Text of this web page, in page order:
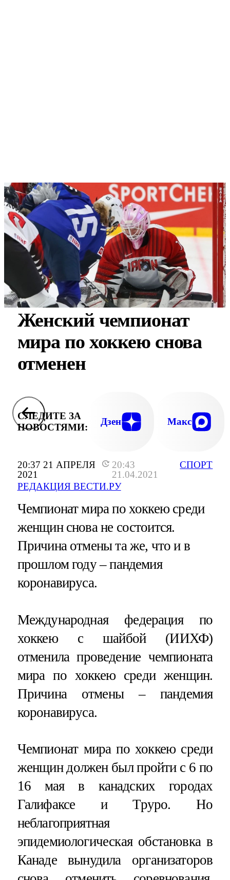
20:37 21 АПРЕЛЯ
2021
20:43
21.04.2021
РЕДАКЦИЯ ВЕСТИ.РУ
СПОРТ
Женский чемпионат
мира по хоккею снова
отменен
СЛЕДИТЕ ЗА
НОВОСТЯМИ:
Дзен Макс
Чемпионат мира по хоккею среди
женщин снова не состоится.
Причина отмены та же, что и в
прошлом году – пандемия
коронавируса.
Международная федерация по
хоккею с шайбой (ИИХФ)
отменила проведение чемпионата
мира по хоккею среди женщин.
Причина отмены – пандемия
коронавируса.
Чемпионат мира по хоккею среди
женщин должен был пройти с 6 по
16 мая в канадских городах
Галифаксе и Труро. Но
неблагоприятная
эпидемиологическая обстановка в
Канаде вынудила организаторов